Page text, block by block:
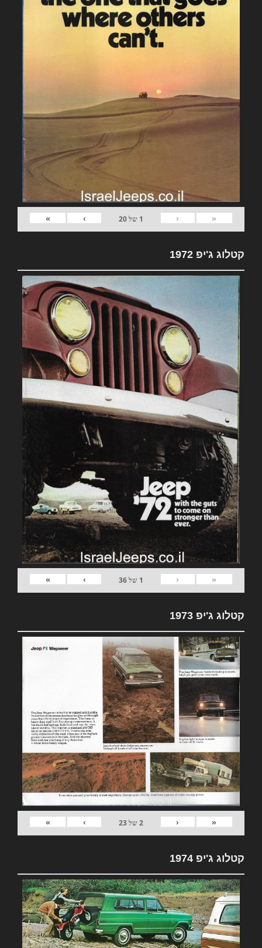
«
‹
1 של20
›
»
קטלוג ג'יפ 1972
«
‹
1 של36
›
»
קטלוג ג'יפ 1973
«
‹
2של23
›
»
קטלוג ג'יפ 1974